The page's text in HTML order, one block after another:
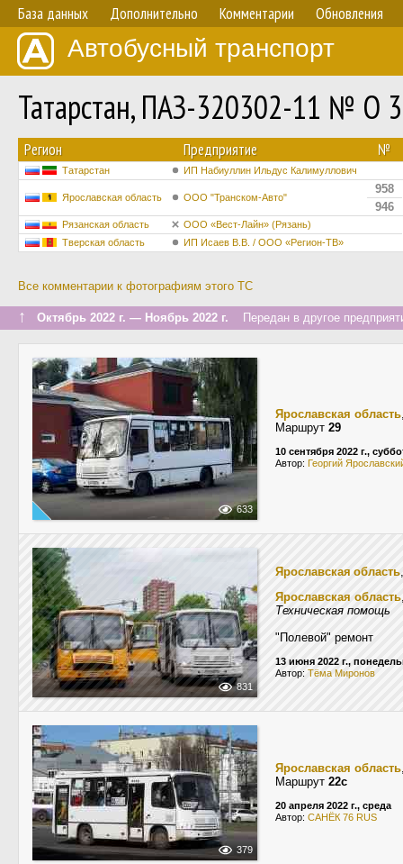
База данных Дополнительно Комментарии Обновления
Автобусный транспорт
Татарстан, ПАЗ-320302-11 № О
Регион Предприятие №
Татарстан ИП Набиуллин Ильдус Калимуллович
Ярославская область ООО "Транском-Авто"
958
946
Рязанская область
ООО «Вест-Лайн» (Рязань)
Тверская область
ИП Исаев В.В. / ООО «Регион-ТВ»
Все комментарии к фотографиям этого ТС
↑ Октябрь 2022 г. — Ноябрь 2022 г. Передан в другое
633
Ярославская область
Маршрут 29
10 сентября 2022 г.,
Автор: Георгий
831
Ярославская область
Ярославская область
Техническая помощь
"Полевой" ремонт
13 июня 2022 г.,
Автор: Тёма Миронов
379
Ярославская область
Маршрут 22с
20 апреля 2022 г., среда
Автор: САНЁК 76 RUS